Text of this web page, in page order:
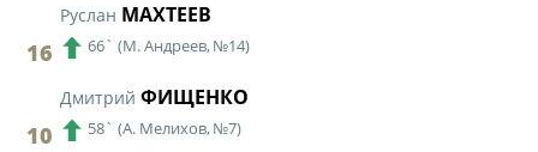
16
Руслан МАХТЕЕВ
66` (М. Андреев, №14)
10
Дмитрий ФИЩЕНКО
58` (А. Мелихов, №7)